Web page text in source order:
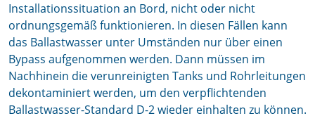
Installationssituation an Bord, nicht oder nicht
ordnungsgemäß funktionieren. In diesen Fällen kann
das Ballastwasser unter Umständen nur über einen
Bypass aufgenommen werden. Dann müssen im
Nachhinein die verunreinigten Tanks und Rohrleitungen
dekontaminiert werden, um den verpflichtenden
Ballastwasser-Standard D-2 wieder einhalten zu können.